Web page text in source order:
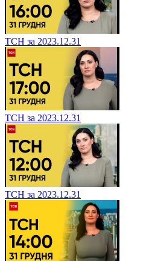
ТСН за 2023.12.31
ТСН за 2023.12.31
ТСН за 2023.12.31